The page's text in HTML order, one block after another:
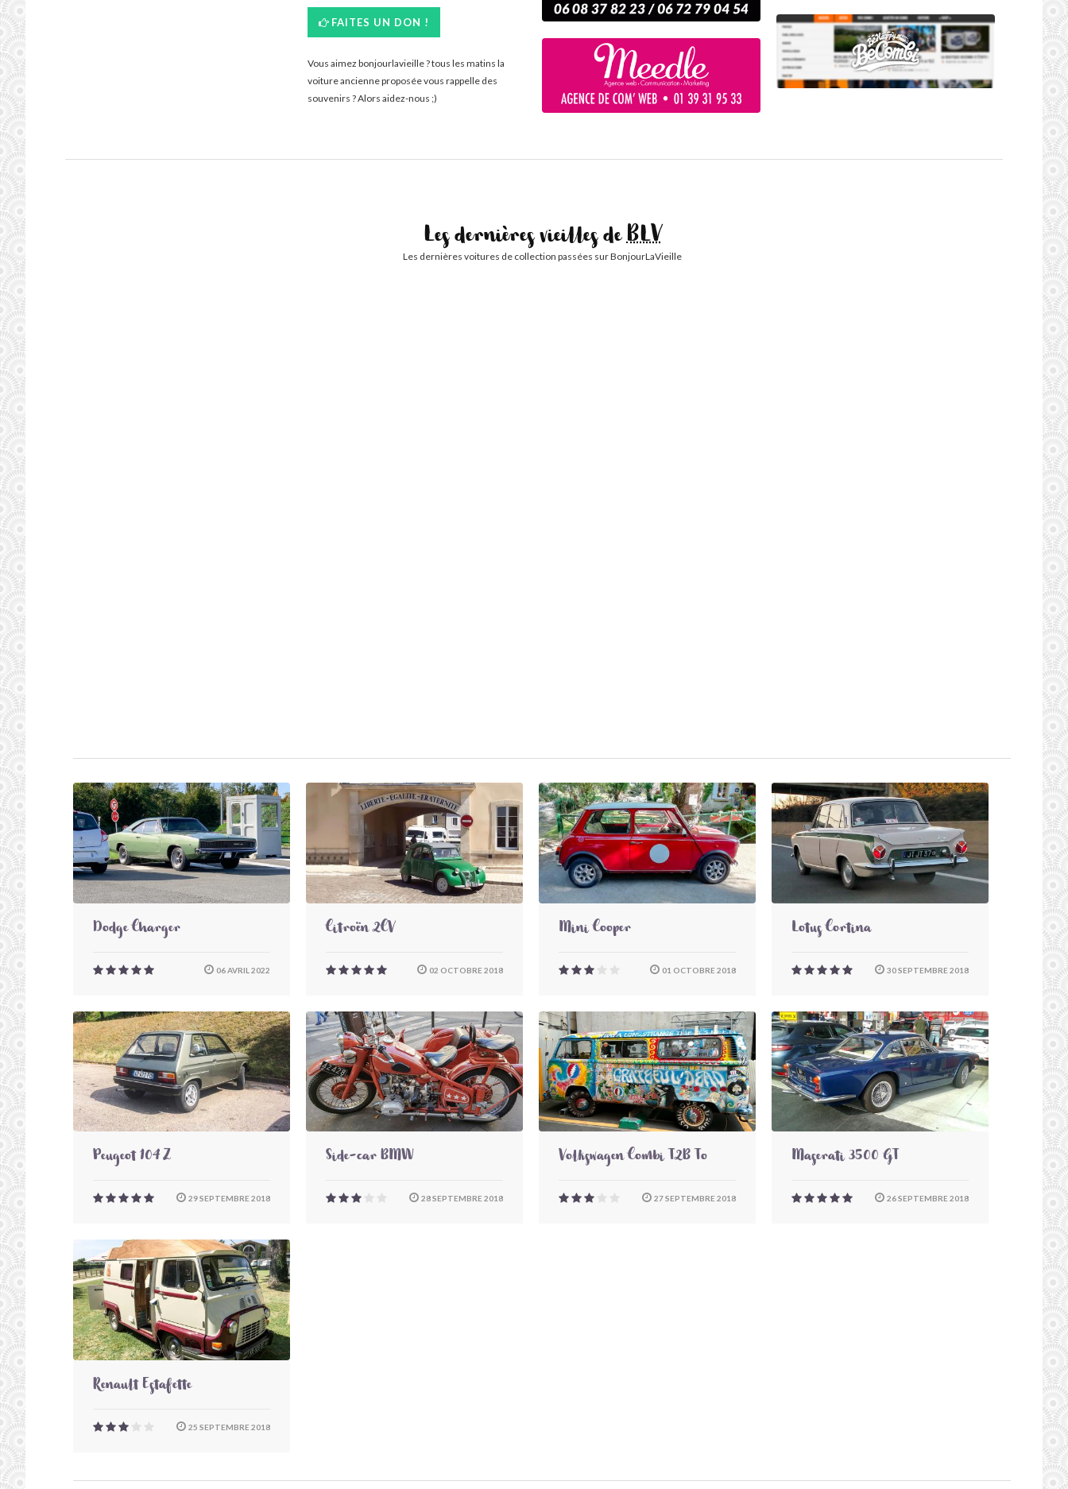
FAITES UN DON !
Vous aimez bonjourlavieille ? tous les matins la
voiture ancienne proposée vous rappelle des
souvenirs ? Alors aidez-nous ;)
Les dernières vieilles deBLV
Les dernières voitures de collection passées sur BonjourLaVieille
Dodge Charger
06 AVRIL 2022
Citroën 2CV
02 OCTOBRE 2018
Mini Cooper
01 OCTOBRE 2018
Lotus Cortina
30 SEPTEMBRE 2018
Peugeot 104 Z
29 SEPTEMBRE 2018
Side-car BMW
28 SEPTEMBRE 2018
Volkswagen Combi T2B To
27 SEPTEMBRE 2018
Maserati 3500 GT
26 SEPTEMBRE 2018
Renault Estafette
25 SEPTEMBRE 2018